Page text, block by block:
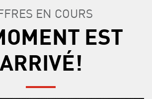
EN COURS
EST
ARRIVÉ!